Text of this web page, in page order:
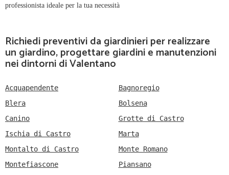
professionista ideale per la tua necessità
Richiedi preventivi da giardinieri per realizzare
un giardino, progettare giardini e manutenzioni
nei dintorni di Valentano
Acquapendente
Bagnoregio
Blera
Bolsena
Canino
Grotte di Castro
Ischia di Castro
Marta
Montalto di Castro
Monte Romano
Montefiascone
Piansano